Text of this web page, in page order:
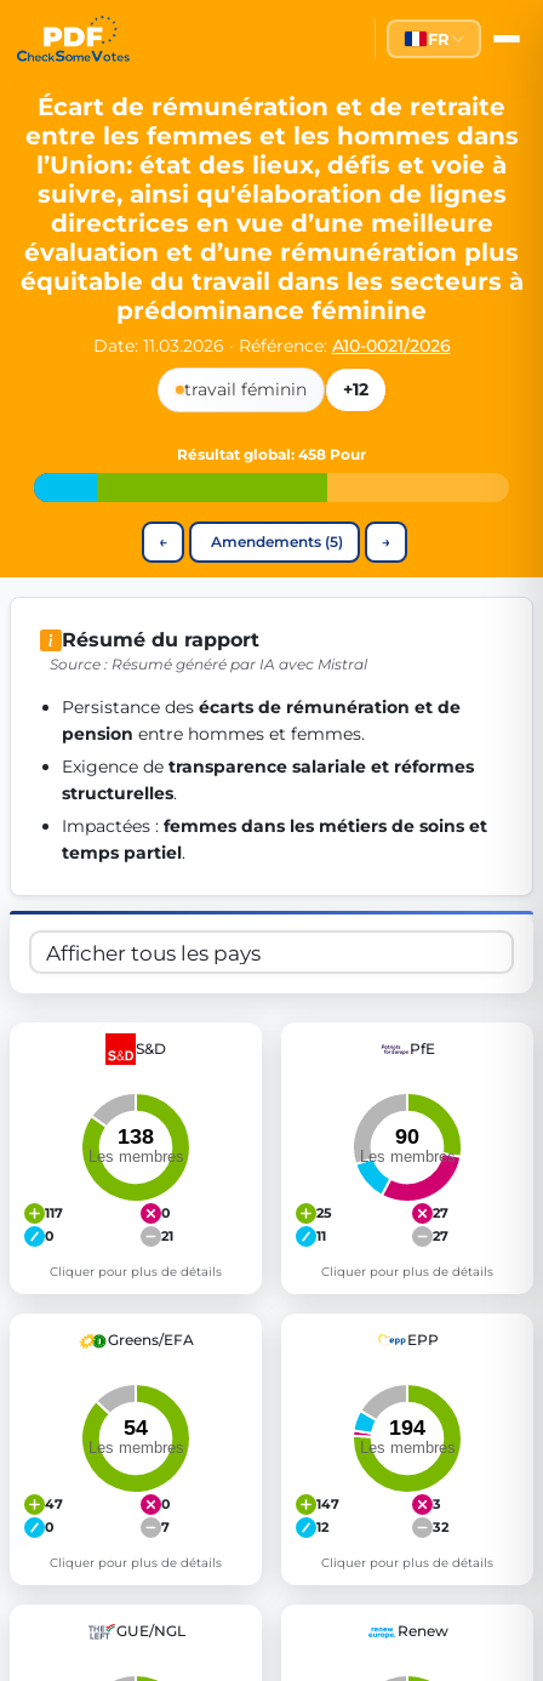
Partei des Fortschritts —
The Partei des Fortschritts (PdF), founded in 2020, is a
Key Office Holders
Lukas Sieper— Member of the European Parliament since
Luca Piwodda— Mayor of Gartz (Oder), local leader and
Tim Sieper— Mayor of Eckenroth, recognized as
Motto and Core Values
Our motto:"Demokratie direkt gestalten"("Directly shaping
The Partei des Fortschritts stands for:
Digital participation and government transparency
Open government and accountable decision-making
Strengthening European cooperation and democracy
Innovation in Transparency
Check Some Votes (CSV), one of Germany's most
Get Involved
Volunteer:Contribute your skills in technology, design,
Support democracy:Help us strengthen accountability
FR
Écart de rémunération et de retraite
entre les femmes et les hommes dans
l’Union: état des lieux, défis et voie à
suivre, ainsi qu'élaboration de lignes
directrices en vue d’une meilleure
évaluation et d’une rémunération plus
équitable du travail dans les secteurs à
prédominance féminine
Date: 11.03.2026 · Référence: A10-0021/2026
travail féminin
+12
Résultat global: 458 Pour
← Amendements (5) →
Résumé du rapport
Source : Résumé généré par IA avec Mistral
Persistance des écarts de rémunération et de
pension entre hommes et femmes.
Exigence de transparence salariale et réformes
structurelles.
Impactées : femmes dans les métiers de soins et
temps partiel.
S&D
117
0
0
21
Cliquer pour plus de détails
PfE
25
27
11
27
Cliquer pour plus de détails
Greens/EFA
47
0
0
7
Cliquer pour plus de détails
EPP
147
3
12
32
Cliquer pour plus de détails
GUE/NGL Renew